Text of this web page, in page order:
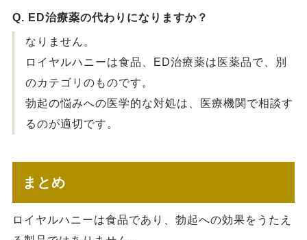
Q. ED治療薬の代わりになりますか？
なりません。
ロイヤルハニーは食品、ED治療薬は医薬品で、別
のカテゴリのものです。
勃起の悩みへの医学的な対処は、医療機関で相談す
るのが適切です。
まとめ
ロイヤルハニーは食品であり、勃起への効果をうたえ